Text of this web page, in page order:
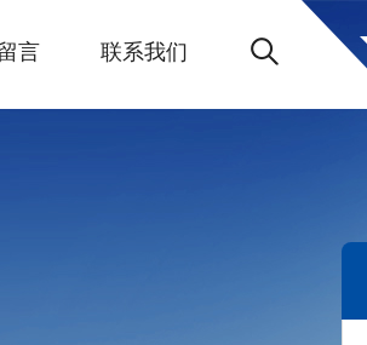
言 联系我们